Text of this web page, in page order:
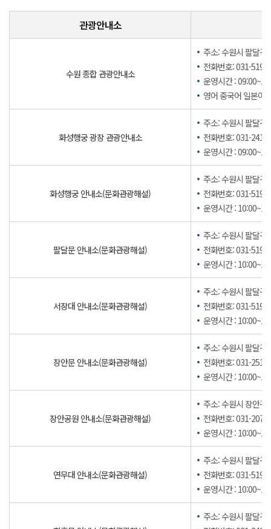
관광안내소
수원 종합 관광안내소
주소: 수원시 팔달구
전화번호: 031-
운영시간 :
영어 중국어 일본어
화성행궁 광장 관광안내소
주소: 수원시 팔달구
전화번호: 031-241-
운영시간 :
화성행궁 안내소(문화관광해설)
주소: 수원시 팔달구
전화번호: 031-
운영시간 :
팔달문 안내소(문화관광해설)
주소: 수원시 팔달구
전화번호: 031-
운영시간 :
서장대 안내소(문화관광해설)
주소: 수원시 팔달구
전화번호: 031-
운영시간 :
장안문 안내소(문화관광해설)
주소: 수원시 팔달구
전화번호: 031-251-
운영시간 :
장안공원 안내소(문화관광해설)
주소: 수원시 장안구
전화번호: 031-207-
운영시간 :
연무대 안내소(문화관광해설)
주소: 수원시 팔달구
전화번호: 031-
운영시간 :
주소: 수원시 팔달구